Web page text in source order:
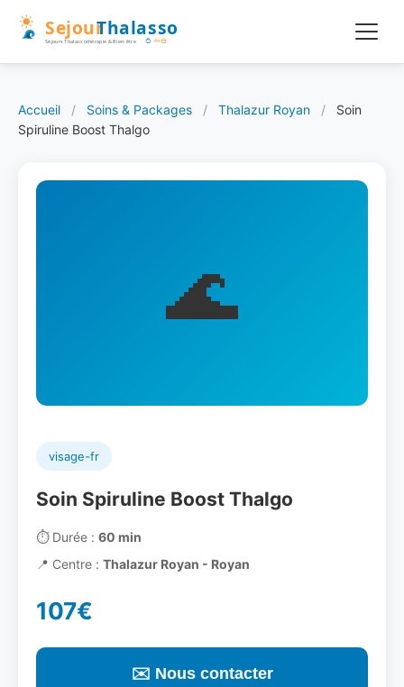
Accueil / Soins & Packages / Thalazur Royan /
Soin
Spiruline Boost Thalgo
🌊
visage-fr
Soin Spiruline Boost Thalgo
⏱️Durée : 60 min
📍 Centre : Thalazur Royan - Royan
107€
✉️ Nous contacter